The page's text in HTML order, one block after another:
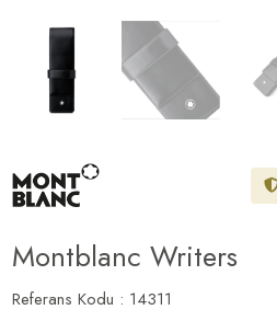
Montblanc Writers
Referans Kodu : 14311